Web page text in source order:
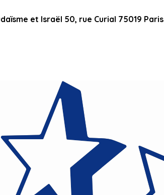
et Israël 50, rue Curial 75019 Paris